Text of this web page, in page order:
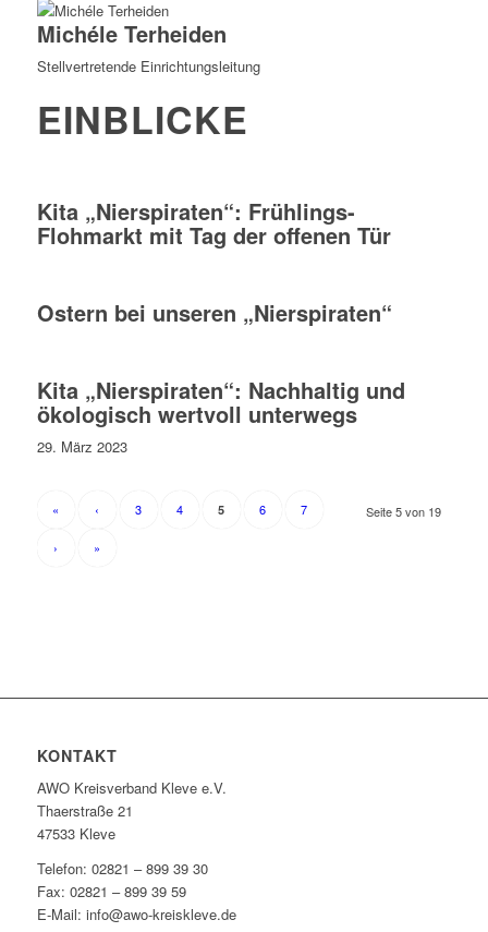
Michéle Terheiden
Stellvertretende Einrichtungsleitung
EINBLICKE
Kita „Nierspiraten“: Frühlings-
Flohmarkt mit Tag der offenen Tür
Ostern bei unseren „Nierspiraten“
Kita „Nierspiraten“: Nachhaltig und
ökologisch wertvoll unterwegs
29. März 2023
Seite 5 von 19
« ‹ 3 4 5 6 7
› »
KONTAKT
AWO Kreisverband Kleve e.V.
Thaerstraße 21
47533 Kleve
Telefon: 02821 – 899 39 30
Fax: 02821 – 899 39 59
E-Mail: info@awo-kreiskleve.de